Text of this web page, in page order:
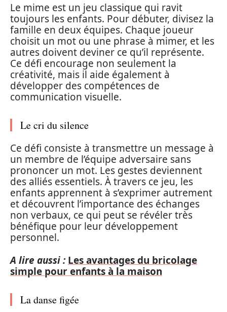
Le mime est un jeu classique qui ravit
toujours les enfants. Pour débuter, divisez la
famille en deux équipes. Chaque joueur
choisit un mot ou une phrase à mimer, et les
autres doivent deviner ce qu’il représente.
Ce défi encourage non seulement la
créativité, mais il aide également à
développer des compétences de
communication visuelle.
Le cri du silence
Ce défi consiste à transmettre un message à
un membre de l’équipe adversaire sans
prononcer un mot. Les gestes deviennent
des alliés essentiels. À travers ce jeu, les
enfants apprennent à s’exprimer autrement
et découvrent l’importance des échanges
non verbaux, ce qui peut se révéler très
bénéfique pour leur développement
personnel.
A lire aussi : Les avantages du bricolage
simple pour enfants à la maison
La danse figée